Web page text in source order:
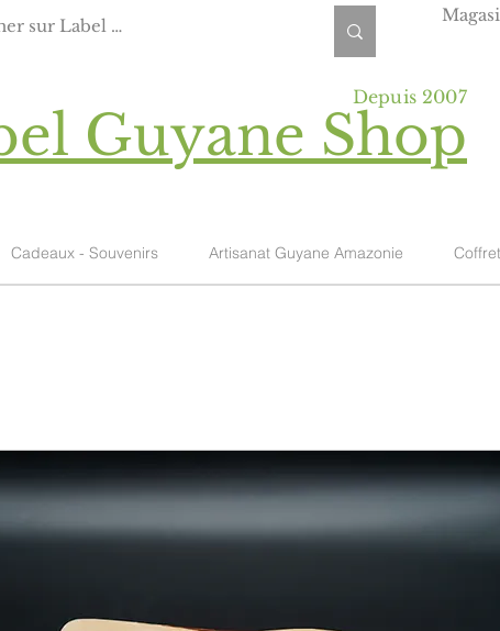
Guyane Shop
Depuis 2007
Cadeaux - Souvenirs Artisanat Guyane Amazonie